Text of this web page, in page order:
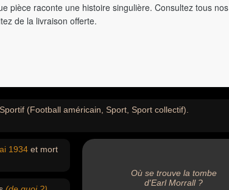
pièce raconte une histoire singulière. Consultez tous nos
de la livraison offerte.
(Football américain, Sport, Sport collectif).
1934 et mort
Où se trouve la tombe
d'Earl Morrall ?